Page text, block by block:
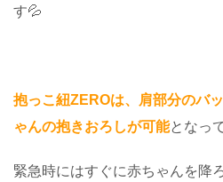
す💦
抱っこ紐ZEROは、肩部分のバ
ゃんの抱きおろしが可能となっ
緊急時にはすぐに赤ちゃんを降